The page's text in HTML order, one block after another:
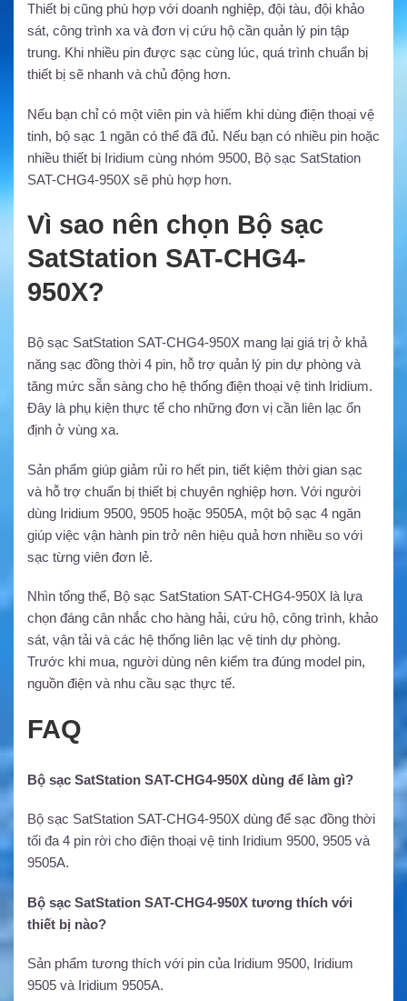
Thiết bị cũng phù hợp với doanh nghiệp, đội tàu, đội khảo
sát, công trình xa và đơn vị cứu hộ cần quản lý pin tập
trung. Khi nhiều pin được sạc cùng lúc, quá trình chuẩn bị
thiết bị sẽ nhanh và chủ động hơn.
Nếu bạn chỉ có một viên pin và hiếm khi dùng điện thoại vệ
tinh, bộ sạc 1 ngăn có thể đã đủ. Nếu bạn có nhiều pin hoặc
nhiều thiết bị Iridium cùng nhóm 9500, Bộ sạc SatStation
SAT-CHG4-950X sẽ phù hợp hơn.
Vì sao nên chọn Bộ sạc
SatStation SAT-CHG4-
950X?
Bộ sạc SatStation SAT-CHG4-950X mang lại giá trị ở khả
năng sạc đồng thời 4 pin, hỗ trợ quản lý pin dự phòng và
tăng mức sẵn sàng cho hệ thống điện thoại vệ tinh Iridium.
Đây là phụ kiện thực tế cho những đơn vị cần liên lạc ổn
định ở vùng xa.
Sản phẩm giúp giảm rủi ro hết pin, tiết kiệm thời gian sạc
và hỗ trợ chuẩn bị thiết bị chuyên nghiệp hơn. Với người
dùng Iridium 9500, 9505 hoặc 9505A, một bộ sạc 4 ngăn
giúp việc vận hành pin trở nên hiệu quả hơn nhiều so với
sạc từng viên đơn lẻ.
Nhìn tổng thể, Bộ sạc SatStation SAT-CHG4-950X là lựa
chọn đáng cân nhắc cho hàng hải, cứu hộ, công trình, khảo
sát, vận tải và các hệ thống liên lạc vệ tinh dự phòng.
Trước khi mua, người dùng nên kiểm tra đúng model pin,
nguồn điện và nhu cầu sạc thực tế.
FAQ
Bộ sạc SatStation SAT-CHG4-950X dùng để làm gì?
Bộ sạc SatStation SAT-CHG4-950X dùng để sạc đồng thời
tối đa 4 pin rời cho điện thoại vệ tinh Iridium 9500, 9505 và
9505A.
Bộ sạc SatStation SAT-CHG4-950X tương thích với
thiết bị nào?
Sản phẩm tương thích với pin của Iridium 9500, Iridium
9505 và Iridium 9505A.